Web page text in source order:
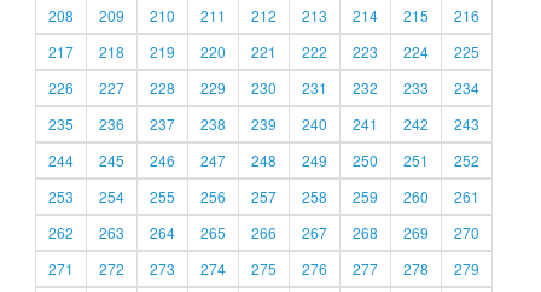
208
209 210 211 212 213 214 215
216
217
218 219 220 221 222 223 224
225
226
227 228 229 230 231 232 233
234
235
236 237 238 239 240 241 242
243
244
245 246 247 248 249 250 251
252
253
254 255 256 257 258 259 260
261
262
263 264 265 266 267 268 269
270
271
272 273 274 275 276 277 278 279